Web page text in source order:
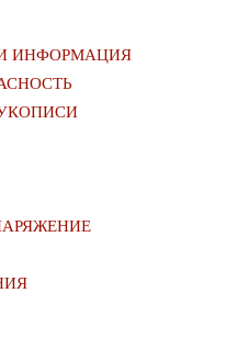
ИНФОРМАЦИЯ